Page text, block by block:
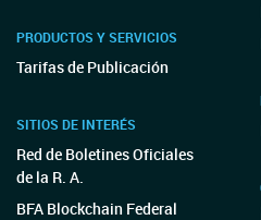
PRODUCTOS Y SERVICIOS
Tarifas de Publicación
SITIOS DE INTERÉS
Red de Boletines Oficiales
de la R. A.
BFA Blockchain Federal